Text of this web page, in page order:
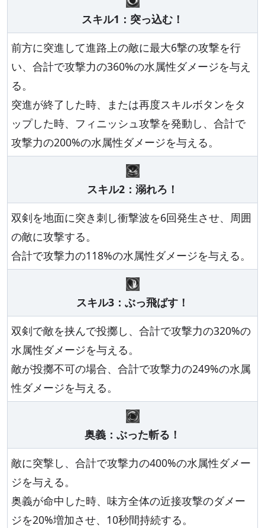
スキル1：突っ込む！
前方に突進して進路上の敵に最大6撃の攻撃を行
い、合計で攻撃力の360%の水属性ダメージを与え
る。
突進が終了した時、または再度スキルボタンをタ
ップした時、フィニッシュ攻撃を発動し、合計で
攻撃力の200%の水属性ダメージを与える。
スキル2：溺れろ！
双剣を地面に突き刺し衝撃波を6回発生させ、周囲
の敵に攻撃する。
合計で攻撃力の118%の水属性ダメージを与える。
スキル3：ぶっ飛ばす！
双剣で敵を挟んで投擲し、合計で攻撃力の320%の
水属性ダメージを与える。
敵が投擲不可の場合、合計で攻撃力の249%の水属
性ダメージを与える。
奥義：ぶった斬る！
敵に突撃し、合計で攻撃力の400%の水属性ダメー
ジを与える。
奥義が命中した時、味方全体の近接攻撃のダメー
ジを20%増加させ、10秒間持続する。